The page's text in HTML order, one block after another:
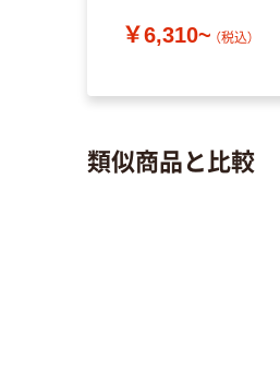
￥6,310~ （税込）
類似商品と比較